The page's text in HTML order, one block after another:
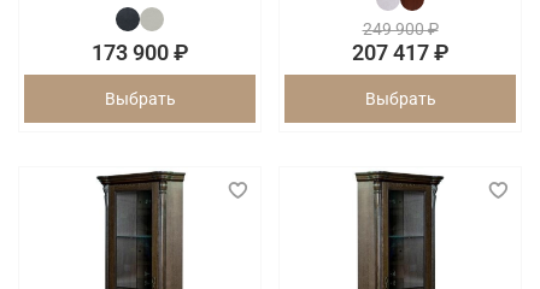
173 900 ₽
Выбрать
249 900 ₽
207 417 ₽
Выбрать